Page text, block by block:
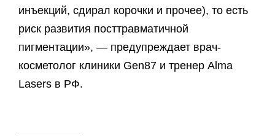
инъекций, сдирал корочки и прочее), то есть
риск развития посттравматичной
пигментации», — предупреждает врач-
косметолог клиники Gen87 и тренер Alma
Lasers в РФ.